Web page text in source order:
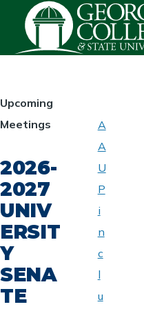
Skip to main content
HOMEPAGE
Upcoming
Meetings
2026-
2027
UNIV
ERSIT
Y
SENA
TE
UNIVERSITY
SENATE
A
A
U
P
i
n
c
l
u